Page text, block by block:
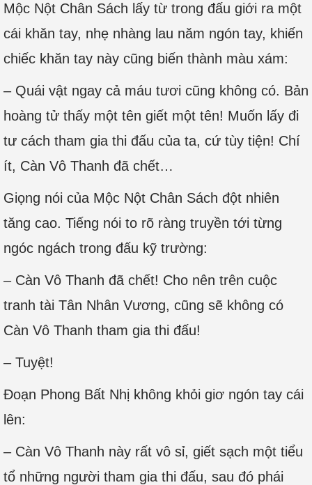
Mộc Nột Chân Sách lấy từ trong đấu giới ra một
cái khăn tay, nhẹ nhàng lau năm ngón tay, khiến
chiếc khăn tay này cũng biến thành màu xám:
– Quái vật ngay cả máu tươi cũng không có. Bản
hoàng tử thấy một tên giết một tên! Muốn lấy đi
tư cách tham gia thi đấu của ta, cứ tùy tiện! Chí
ít, Càn Vô Thanh đã chết…
Giọng nói của Mộc Nột Chân Sách đột nhiên
tăng cao. Tiếng nói to rõ ràng truyền tới từng
ngóc ngách trong đấu kỹ trường:
– Càn Vô Thanh đã chết! Cho nên trên cuộc
tranh tài Tân Nhân Vương, cũng sẽ không có
Càn Vô Thanh tham gia thi đấu!
– Tuyệt!
Đoạn Phong Bất Nhị không khỏi giơ ngón tay cái
lên:
– Càn Vô Thanh này rất vô sỉ, giết sạch một tiểu
tổ những người tham gia thi đấu, sau đó phái